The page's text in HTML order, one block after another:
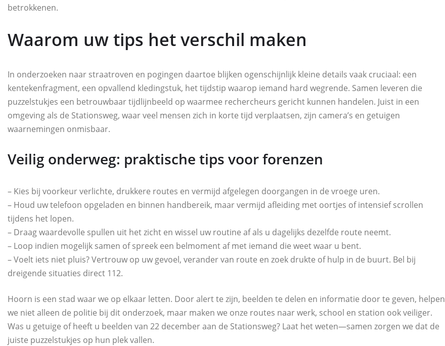
betrokkenen.
Waarom uw tips het verschil maken
In onderzoeken naar straatroven en pogingen daartoe blijken ogenschijnlijk kleine details vaak cruciaal: een
kentekenfragment, een opvallend kledingstuk, het tijdstip waarop iemand hard wegrende. Samen leveren die
puzzelstukjes een betrouwbaar tijdlijnbeeld op waarmee rechercheurs gericht kunnen handelen. Juist in een
omgeving als de Stationsweg, waar veel mensen zich in korte tijd verplaatsen, zijn camera’s en getuigen
waarnemingen onmisbaar.
Veilig onderweg: praktische tips voor forenzen
– Kies bij voorkeur verlichte, drukkere routes en vermijd afgelegen doorgangen in de vroege uren.
– Houd uw telefoon opgeladen en binnen handbereik, maar vermijd afleiding met oortjes of intensief scrollen
tijdens het lopen.
– Draag waardevolle spullen uit het zicht en wissel uw routine af als u dagelijks dezelfde route neemt.
– Loop indien mogelijk samen of spreek een belmoment af met iemand die weet waar u bent.
– Voelt iets niet pluis? Vertrouw op uw gevoel, verander van route en zoek drukte of hulp in de buurt. Bel bij
dreigende situaties direct 112.
Hoorn is een stad waar we op elkaar letten. Door alert te zijn, beelden te delen en informatie door te geven, helpen
we niet alleen de politie bij dit onderzoek, maar maken we onze routes naar werk, school en station ook veiliger.
Was u getuige of heeft u beelden van 22 december aan de Stationsweg? Laat het weten—samen zorgen we dat de
juiste puzzelstukjes op hun plek vallen.